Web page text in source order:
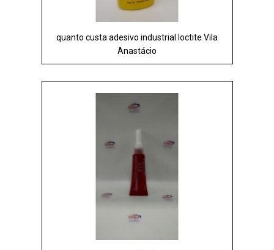
quanto custa adesivo industrial loctite Vila
Anastácio